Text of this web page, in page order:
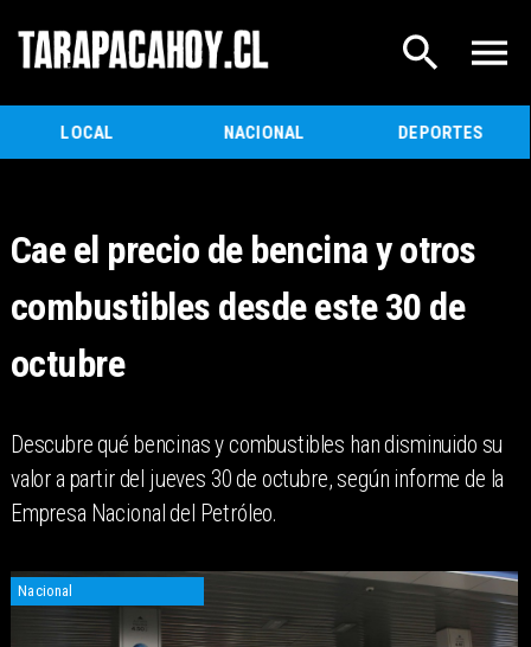
LOCAL NACIONAL DEPORTES
Cae el precio de bencina y otros
combustibles desde este 30 de
octubre
Descubre qué bencinas y combustibles han disminuido su
valor a partir del jueves 30 de octubre, según informe de la
Empresa Nacional del Petróleo.
Nacional